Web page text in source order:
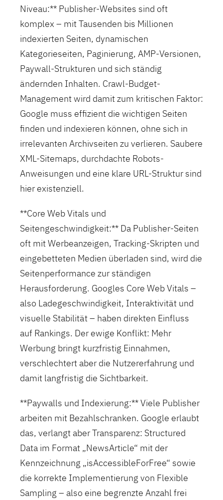
Niveau:** Publisher-Websites sind oft
komplex – mit Tausenden bis Millionen
indexierten Seiten, dynamischen
Kategorieseiten, Paginierung, AMP-Versionen,
Paywall-Strukturen und sich ständig
ändernden Inhalten. Crawl-Budget-
Management wird damit zum kritischen Faktor:
Google muss effizient die wichtigen Seiten
finden und indexieren können, ohne sich in
irrelevanten Archivseiten zu verlieren. Saubere
XML-Sitemaps, durchdachte Robots-
Anweisungen und eine klare URL-Struktur sind
hier existenziell.
**Core Web Vitals und
Seitengeschwindigkeit:** Da Publisher-Seiten
oft mit Werbeanzeigen, Tracking-Skripten und
eingebetteten Medien überladen sind, wird die
Seitenperformance zur ständigen
Herausforderung. Googles Core Web Vitals –
also Ladegeschwindigkeit, Interaktivität und
visuelle Stabilität – haben direkten Einfluss
auf Rankings. Der ewige Konflikt: Mehr
Werbung bringt kurzfristig Einnahmen,
verschlechtert aber die Nutzererfahrung und
damit langfristig die Sichtbarkeit.
**Paywalls und Indexierung:** Viele Publisher
arbeiten mit Bezahlschranken. Google erlaubt
das, verlangt aber Transparenz: Structured
Data im Format „NewsArticle“ mit der
Kennzeichnung „isAccessibleForFree“ sowie
die korrekte Implementierung von Flexible
Sampling – also eine begrenzte Anzahl frei